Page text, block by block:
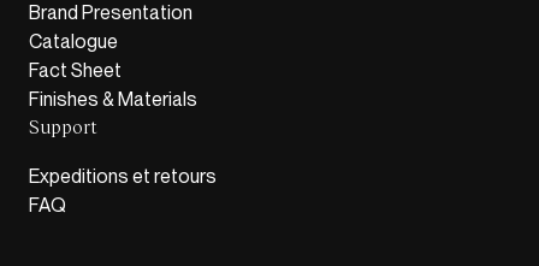
Brand Presentation
Catalogue
Fact Sheet
Finishes & Materials
Support
Expeditions et retours
FAQ